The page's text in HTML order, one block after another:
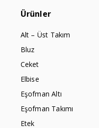
Ürünler
Alt – Üst Takım
Bluz
Ceket
Elbise
Eşofman Altı
Eşofman Takımı
Etek